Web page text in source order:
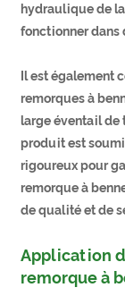
hydraulique de
fonctionner dans
Il est également
remorques à
large éventail de
produit est
rigoureux pour
remorque à
de qualité et de
Application
remorque à